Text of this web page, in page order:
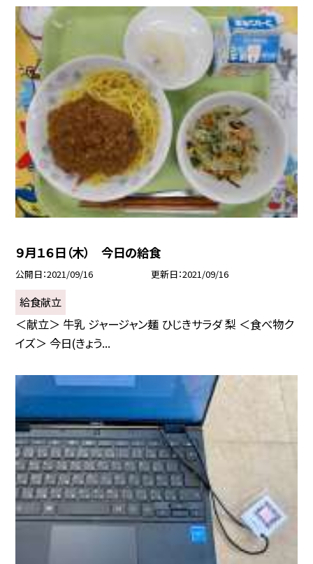
９月１６日（木） 今日の給食
公開日 2021/09/16 更新日 2021/09/16
給食献立
＜献立＞ 牛乳 ジャージャン麺 ひじきサラダ 梨 ＜食べ物ク
イズ＞ 今日(きょう...